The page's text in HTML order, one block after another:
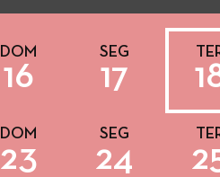
DOM
16
SEG
17
DOM
23
SEG
24